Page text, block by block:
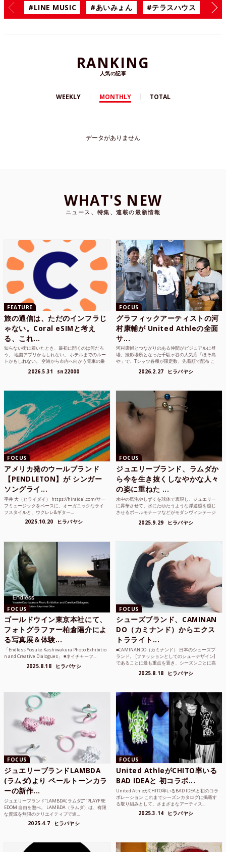
#LINE MUSIC #あいみょん #テラスハウス #漫
RANKING
人気の記事
WEEKLY MONTHLY TOTAL
データがありません
WHAT'S NEW
ニュース、特集、連載の最新情報
FEATURE
旅の通信は、ただのインフラじ
ゃない。Coral eSIMと考え
る、これ...
知らない街に着いたとき、最初に開くのは何だろ
う。 地図アプリかもしれない。 ホテルまでのルー
トかもしれない。 空港から市内へ向かう電車の乗
2026.5.31 sn22000
FOCUS
グラフィックアーティストの河
村康輔が United Athleの全面
サ...
河村康輔とつながりのある仲間がビジュアルに登
場。撮影場所となった千駄ヶ谷の人気店「ほそ島
や」で、Tシャツ各種が限定数、先着順で配布 こ
2026.2.27 ヒラバヤシ
FOCUS
アメリカ発のウールブランド
【PENDLETON】が シンガー
ソングライ...
平井 大（ヒライダイ） https://hiraidai.com/サー
フミュージックをベースに、オーガニックなライ
フスタイルと、ウクレレ&ギター...
2025.10.20 ヒラバヤシ
FOCUS
ジュエリーブランド、ラムダか
ら今を生き抜くしなやかな人々
の姿に重ねた ...
水中の気泡やしずくを球体で表現し、ジュエリー
に昇華させて、水にたゆたうような浮遊感を感じ
させるボールモチーフなどがモダンヴィンテージ
2025.9.29 ヒラバヤシ
FOCUS
ゴールドウイン東京本社にて、
フォトグラファー柏倉陽介によ
る写真展＆体験...
「Endless Yosuke Kashiwakura Photo Exhibitio
n and Creative Dialogues」 ■ネイチャーフ...
2025.8.18 ヒラバヤシ
FOCUS
シューズブランド、CAMINAN
DO（カミナンド）からエクス
トラライト...
■CAMINANDO（カミナンド） 日本のシューズブ
ランド。 [ファッションとしてのシューデザイン]
であることに最も重点を置き、シーズンごとに高
2025.8.18 ヒラバヤシ
FOCUS
ジュエリーブランドLAMBDA
(ラムダ)より ペールトーンカラ
ーの新作...
ジュエリーブランド“LAMBDA( ラムダ))” “PLAYFRE
EDOM 自由を遊べ。 LAMBDA（ラムダ）は、有限
な資源を無限のクリエイティブで追...
2025.4.7 ヒラバヤシ
FOCUS
United AthleがCHITO率いる
BAD IDEAと 初コラボ...
United AthleがCHITO率いるBAD IDEAと初のコラ
ボレーション これまでシーズンカタログに掲載す
る取り組みとして、さまざまなアーティス...
2025.3.14 ヒラバヤシ